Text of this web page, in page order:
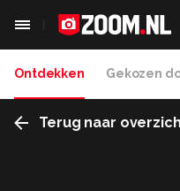
Ontdekken Gekozen
Terug naar